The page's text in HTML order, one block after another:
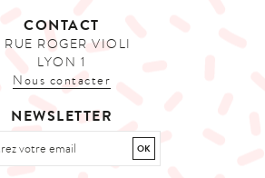
CONTACT
RUE ROGER VIOLI
LYON 1
Nous contacter
NEWSLETTER